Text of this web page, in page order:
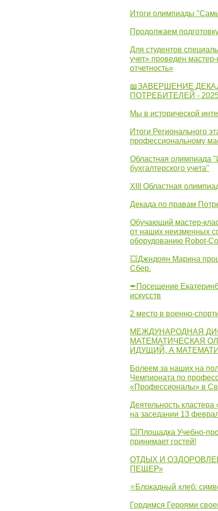
Итоги олимпиады
Продолжаем
Для студентов
учет» проведен
отчетность»
📖ЗАВЕРШЕНИЕ
ПОТРЕБИТЕЛЕЙ -
Мы в исторической
Итоги Регионального
профессиональному
Областная олимпиада
бухгалтерского учета"
XIII Областная
Декада по правам
Обучающий мастер-
от наших неизменных
оборудованию Robot-
💥Джндоян Марина
Сбер.
✒Посещение
искусств
2 место в военно-
МЕЖДУНАРОДНАЯ
МАТЕМАТИЧЕСКАЯ
ИДУЩИЙ, А
Болеем за наших на
Чемпионата по
«Профессионалы» в
Деятельность
на заседании 13
💥Площадка Учебно-
принимает гостей!
ОТДЫХ И
ПЕЩЕР»
⭐Блокадный хлеб:
Гордимся Героями